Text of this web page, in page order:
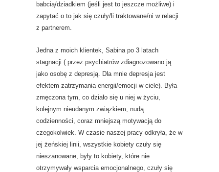
babcią/dziadkiem (jeśli jest to jeszcze możliwe) i
zapytać o to jak się czuły/li traktowane/ni w relacji
z partnerem.
Jedna z moich klientek, Sabina po 3 latach
stagnacji ( przez psychiatrów zdiagnozowano ją
jako osobę z depresją. Dla mnie depresja jest
efektem zatrzymania energii/emocji w ciele). Była
zmęczona tym, co działo się u niej w życiu,
kolejnym nieudanym związkiem, nudą
codzienności, coraz mniejszą motywacją do
czegokolwiek. W czasie naszej pracy odkryła, że w
jej żeńskiej linii, wszystkie kobiety czuły się
nieszanowane, były to kobiety, które nie
otrzymywały wsparcia emocjonalnego, czuły się